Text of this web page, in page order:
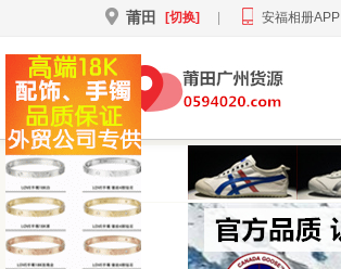
莆田 [切换] 安福相册APP